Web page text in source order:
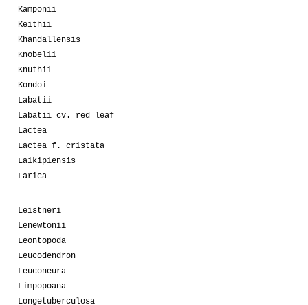
Kamponii
Keithii
Khandallensis
Knobelii
Knuthii
Kondoi
Labatii
Labatii cv. red leaf
Lactea
Lactea f. cristata
Laikipiensis
Larica
Leistneri
Lenewtonii
Leontopoda
Leucodendron
Leuconeura
Limpopoana
Longetuberculosa